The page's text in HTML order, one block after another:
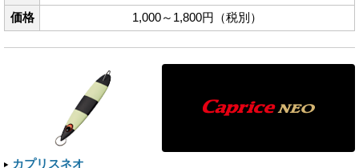
価格
1,000～1,800円（税別）
カプリスネオ